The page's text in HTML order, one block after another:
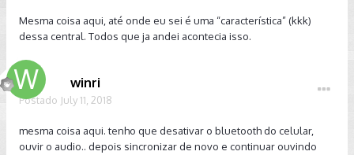
Mesma coisa aqui, até onde eu sei é uma “característica” (kkk)
dessa central. Todos que ja andei acontecia isso.
winri
Postado July 11, 2018
mesma coisa aqui. tenho que desativar o bluetooth do celular,
ouvir o audio.. depois sincronizar de novo e continuar ouvindo